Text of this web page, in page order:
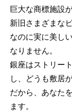
巨大な商標施設
新旧さまざまな
なのに実に美し
なりません。
銀座はストリー
し、どうも敷居
だから、あなた
ます。